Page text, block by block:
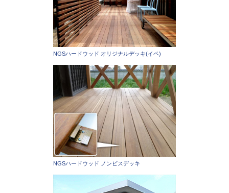
NGSハードウッド オリジナルデッキ(イペ)
NGSハードウッド ノンビスデッキ